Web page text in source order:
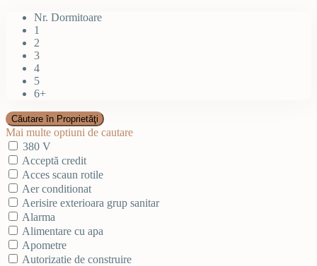
Nr. Dormitoare
1
2
3
4
5
6+
Mai multe optiuni de cautare
380 V
Acceptă credit
Acces scaun rotile
Aer conditionat
Aerisire exterioara grup sanitar
Alarma
Alimentare cu apa
Apometre
Autorizatie de construire